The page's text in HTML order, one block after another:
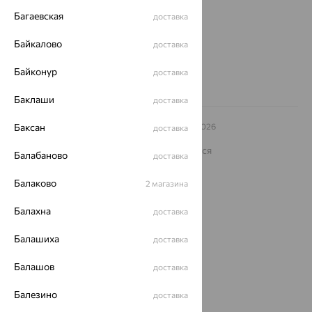
Другие города
Заказать звонок
© ООО «Ювелирный дом «Кристалл»,2009 – 2026
На информационном ресурсе применяются
рекомендательные технологии
ОГРН 1044800168379
Разработка сайта —
Багаевская доставка
Байкалово доставка
Байконур доставка
Баклаши доставка
Баксан доставка
Балабаново доставка
Балаково 2 магазина
Балахна доставка
Балашиха доставка
Балашов доставка
Балезино доставка